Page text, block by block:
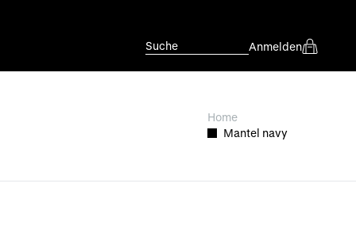
Suche Anmelden
Home
Mantel navy